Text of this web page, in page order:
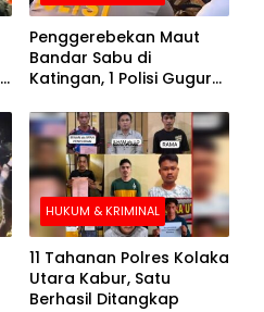
Penggerebekan Maut
Bandar Sabu di
Katingan, 1 Polisi Gugur
HUKUM & KRIMINAL
11 Tahanan Polres Kolaka
Utara Kabur, Satu
Berhasil Ditangkap